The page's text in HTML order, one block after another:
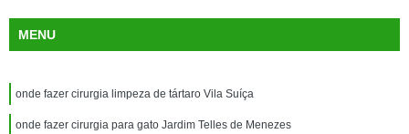
MENU
onde fazer cirurgia limpeza de tártaro Vila Suíça
onde fazer cirurgia para gato Jardim Telles de Menezes